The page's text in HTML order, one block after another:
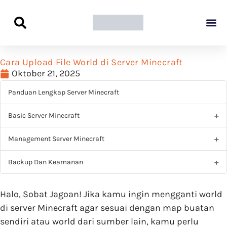
Cara Upload File World di Server Minecraft
Oktober 21, 2025
Panduan Lengkap Server Minecraft
Basic Server Minecraft
Management Server Minecraft
Backup Dan Keamanan
Halo, Sobat Jagoan! Jika kamu ingin mengganti world
di server Minecraft agar sesuai dengan map buatan
sendiri atau world dari sumber lain, kamu perlu